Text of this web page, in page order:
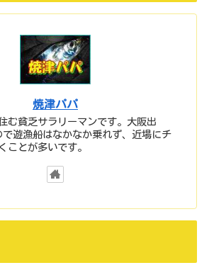
焼津パパ
む貧乏サラリーマンです。大阪出
遊漁船はなかなか乗れず、近場にチ
ことが多いです。